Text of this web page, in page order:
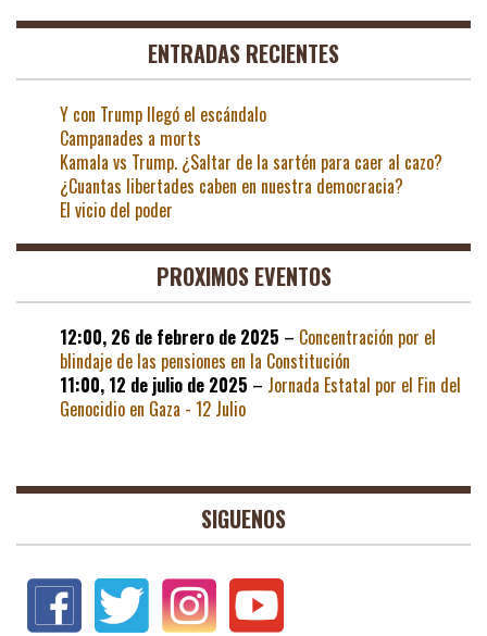
ENTRADAS RECIENTES
Y con Trump llegó el escándalo
Campanades a morts
Kamala vs Trump. ¿Saltar de la sartén para caer al cazo?
¿Cuantas libertades caben en nuestra democracia?
El vicio del poder
PROXIMOS EVENTOS
12:00, 26 de febrero de 2025 – Concentración por el
blindaje de las pensiones en la Constitución
11:00, 12 de julio de 2025 – Jornada Estatal por el Fin del
Genocidio en Gaza - 12 Julio
SIGUENOS